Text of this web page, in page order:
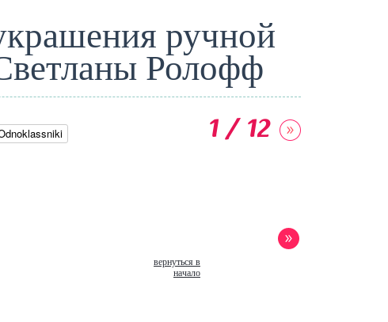
ручной
Ролофф
1 / 12
вернуться в
начало